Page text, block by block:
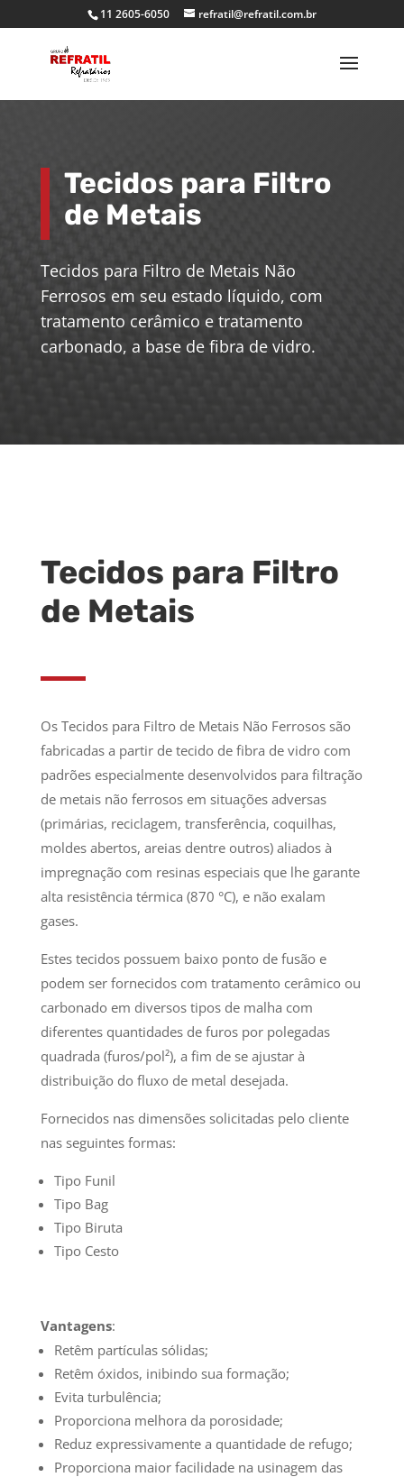
11 2605-6050 refratil@refratil.com.br
Tecidos para Filtro
de Metais
Tecidos para Filtro de Metais Não
Ferrosos em seu estado líquido, com
tratamento cerâmico e tratamento
carbonado, a base de fibra de vidro.
Tecidos para Filtro
de Metais
Os Tecidos para Filtro de Metais Não Ferrosos são
fabricadas a partir de tecido de fibra de vidro com
padrões especialmente desenvolvidos para filtração
de metais não ferrosos em situações adversas
(primárias, reciclagem, transferência, coquilhas,
moldes abertos, areias dentre outros) aliados à
impregnação com resinas especiais que lhe garante
alta resistência térmica (870 °C), e não exalam
gases.
Estes tecidos possuem baixo ponto de fusão e
podem ser fornecidos com tratamento cerâmico ou
carbonado em diversos tipos de malha com
diferentes quantidades de furos por polegadas
quadrada (furos/pol²), a fim de se ajustar à
distribuição do fluxo de metal desejada.
Fornecidos nas dimensões solicitadas pelo cliente
nas seguintes formas:
Tipo Funil
Tipo Bag
Tipo Biruta
Tipo Cesto
Vantagens:
Retêm partículas sólidas;
Retêm óxidos, inibindo sua formação;
Evita turbulência;
Proporciona melhora da porosidade;
Reduz expressivamente a quantidade de refugo;
Proporciona maior facilidade na usinagem das